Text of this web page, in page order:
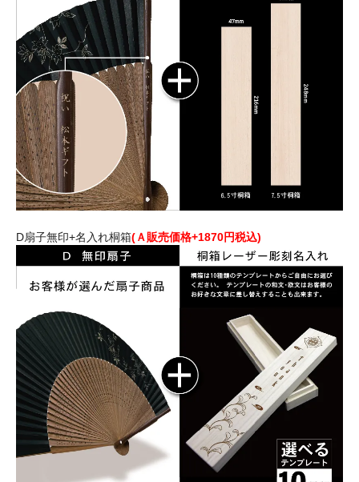
D扇子無印+名入れ桐箱(Ａ販売価格+1870円税込)